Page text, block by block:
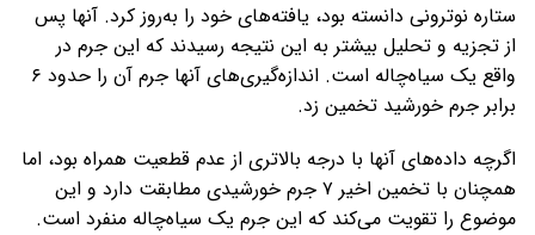
ستاره نوترونی دانسته بود، یافته‌های خود را به‌روز کرد. آنها پس
از تجزیه و تحلیل بیشتر به این نتیجه رسیدند که این جرم در
واقع یک سیاه‌چاله است. اندازه‌گیری‌های آنها جرم آن را حدود ۶
برابر جرم خورشید تخمین زد.
اگرچه داده‌های آنها با درجه بالاتری از عدم قطعیت همراه بود، اما
همچنان با تخمین اخیر ۷ جرم خورشیدی مطابقت دارد و این
موضوع را تقویت می‌کند که این جرم یک سیاه‌چاله منفرد است.